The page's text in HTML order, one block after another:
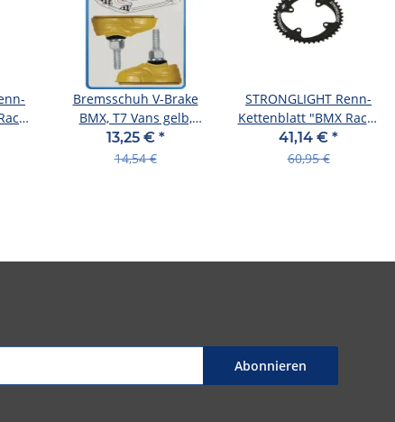
Bremsschuh V-Brake
BMX, T7 Vans gelb,
Kool-Stop, T7-VY
13,25 € *
14,54 €
STRONGLIGHT Renn-
Kettenblatt "BMX Race"
4-Arm, für 10-fach,
41,14 € *
60,95 €
Abonnieren